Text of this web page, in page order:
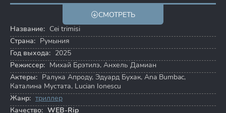
СМОТРЕТЬ
Название: Cei trimisi
Страна: Румыния
Год выхода: 2025
Режиссер: Михай Брэтилэ, Анхель Дамиан
Актеры: Ралука Апроду, Эдуард Бухак, Ana Bumbac,
Каталина Мустата, Lucian Ionescu
Жанр: триллер
Качество: WEB-Rip